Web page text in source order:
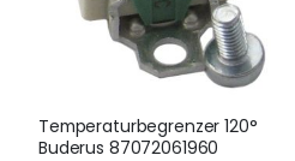
Temperaturbegrenzer 120°
Buderus 87072061960